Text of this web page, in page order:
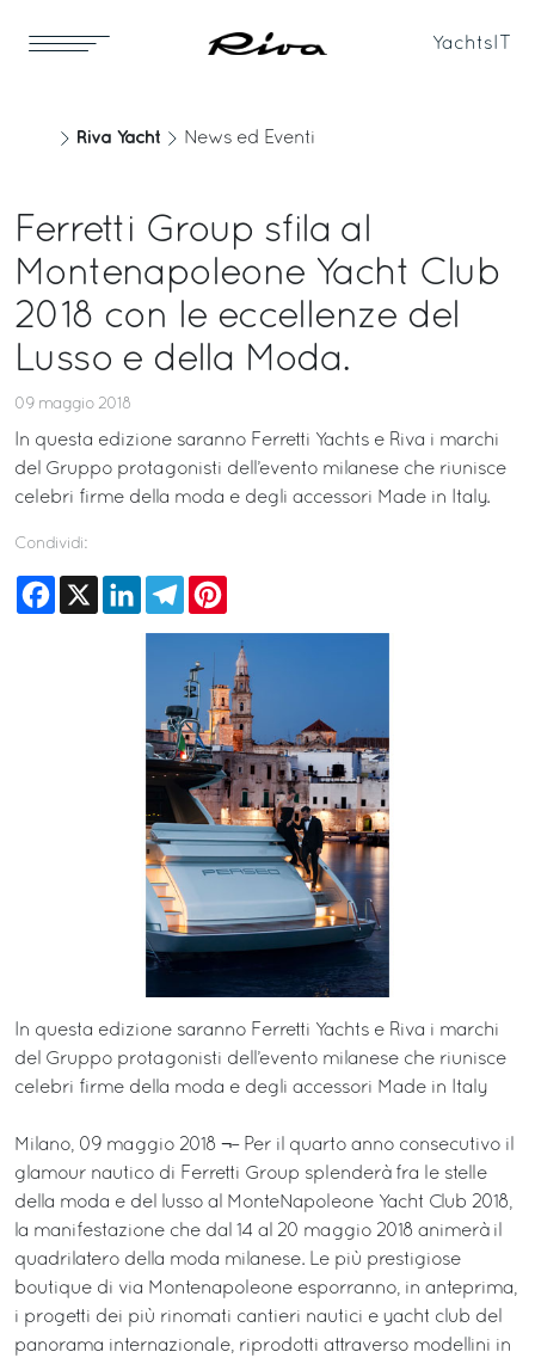
Yachts
Riva Yacht News ed Eventi
Ferretti Group sfila al
Montenapoleone Yacht Club
2018 con le eccellenze del
Lusso e della Moda.
09 maggio 2018
In questa edizione saranno Ferretti Yachts e Riva i marchi
del Gruppo protagonisti dell’evento milanese che riunisce
celebri firme della moda e degli accessori Made in Italy.
Condividi:
Facebook
X LinkedInTelegram
In questa edizione saranno Ferretti Yachts e Riva i marchi
del Gruppo protagonisti dell’evento milanese che riunisce
celebri firme della moda e degli accessori Made in Italy
Milano, 09 maggio 2018 ¬– Per il quarto anno consecutivo il
glamour nautico di Ferretti Group splenderà fra le stelle
della moda e del lusso al MonteNapoleone Yacht Club 2018,
la manifestazione che dal 14 al 20 maggio 2018 animerà il
quadrilatero della moda milanese. Le più prestigiose
boutique di via Montenapoleone esporranno, in anteprima,
i progetti dei più rinomati cantieri nautici e yacht club del
panorama internazionale, riprodotti attraverso modellini in